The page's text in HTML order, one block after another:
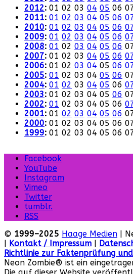
2012: 01 02 03 04 05 06
2011: 01 02 03 04 05 06
2010: 01 02 03 04 05 06
2009: 01 02 03 04 05 06
2008: 01 02 03 04 05 06
2007: 01 02 03 04 05 06
2006: 01 02 03 04 05 06
2005: 01 02 03 04 05 06
2004: 01 02 03 04 05 06
2003: 01 02 03 04 05 06
2002: 01 02 03 04 05 06
2001: 01 02 03 04 05 06
2000: 01 02 03 04 05 06
1999: 01 02 03 04 05 06
Facebook
YouTube
Instagram
Vimeo
Twitter
tumblr.
RSS
© 1999–2025 Haage Medien |
| Kontakt / Impressum |
Richtlinie zur Faktenprüfung
Neon Zombie® ist ein
Die auf dieser Website